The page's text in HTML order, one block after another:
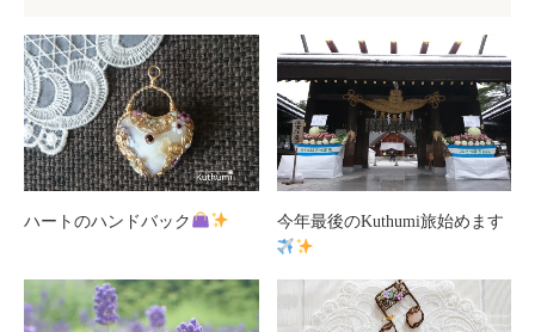
ハートのハンドバック 今年最後のKuthumi旅始めます